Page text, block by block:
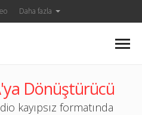
Daha fazla
Dönüştürücü
kayıpsız formatında